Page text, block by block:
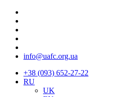
info@uafc.org.ua
+38 (093) 652-27-22
RU
UK